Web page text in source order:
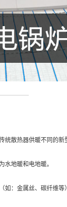
器供暖不同的新型
水地暖和电地暖。